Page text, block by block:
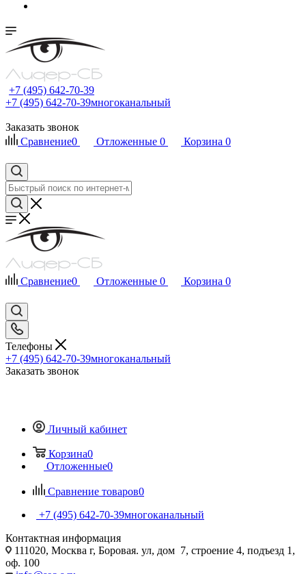
+7 (495) 642-70-39
+7 (495) 642-70-39многоканальный
Заказать звонок
Сравнение0 Отложенные 0 Корзина 0
Сравнение0 Отложенные 0 Корзина 0
Телефоны
+7 (495) 642-70-39многоканальный
Заказать звонок
Личный кабинет
Корзина0
Отложенные0
Сравнение товаров0
+7 (495) 642-70-39многоканальный
Контактная информация
111020, Москва г, Боровая. ул, дом 7, строение 4, подъезд 1,
оф. 100